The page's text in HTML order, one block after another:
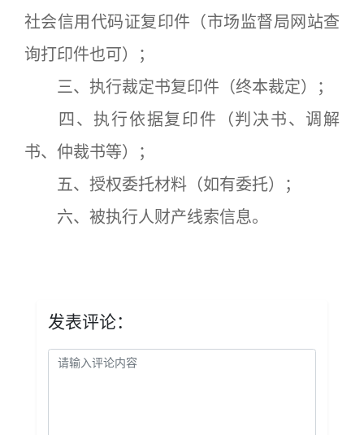
社会信用代码证复印件（市场监督局网站查
询打印件也可）；
三、执行裁定书复印件（终本裁定）；
四、执行依据复印件（判决书、调解
书、仲裁书等）；
五、授权委托材料（如有委托）；
六、被执行人财产线索信息。
发表评论：